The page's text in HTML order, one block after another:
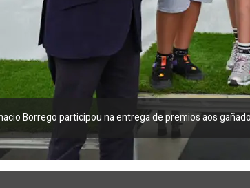
Borrego participou na entrega de premios aos